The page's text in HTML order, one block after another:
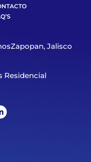
Jalisco
Residencial